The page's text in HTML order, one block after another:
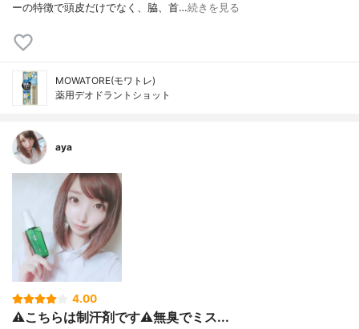
ーの特徴で頭皮だけでなく、脇、首…続きを見る
MOWATORE(モワトレ)
薬用デオドラントショット
aya
4.00
⚠こちらは制汗剤です⚠無臭でミス...